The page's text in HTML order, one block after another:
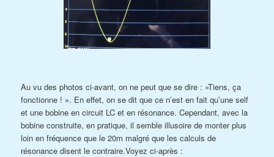
Au vu des photos ci-avant, on ne peut que se dire : »Tiens, ça
fonctionne ! ». En effet, on se dit que ce n’est en fait qu’une self
et une bobine en circuit LC et en résonance. Cependant, avec la
bobine construite, en pratique, il semble illusoire de monter plus
loin en fréquence que le 20m malgré que les calculs de
résonance disent le contraire.Voyez ci-après :